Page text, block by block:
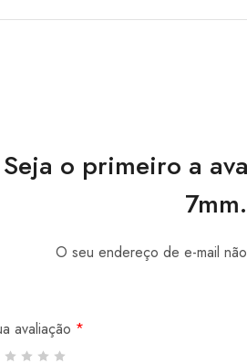
Seja o primeiro a
O seu endereço de e-mail
avaliação *